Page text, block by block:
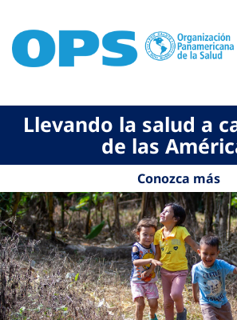
Llevando la salud a
de las
Conozca más